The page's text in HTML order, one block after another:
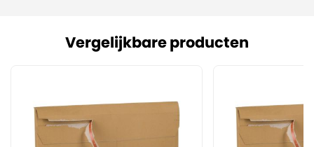
Vergelijkbare producten